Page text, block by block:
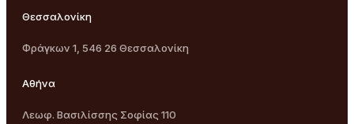
Θεσσαλονίκη
Φράγκων 1, 546 26 Θεσσαλονίκη
Αθήνα
Λεωφ. Βασιλίσσης Σοφίας 110